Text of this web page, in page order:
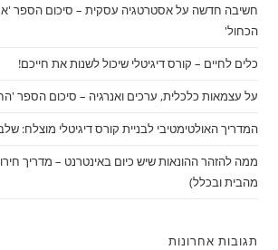
חשיבה חדשה על אסטרטגיה עסקית – סיכום הספר
הכחול'
כלים לחיים – קורס דיגיטלי שיכול לשנות את חייכם!
על עצמאות כלכלית, ערכים ואנרגיה – סיכום הספר
המדריך האולטימטיבי לבניית קורס דיגיטלי מוצלח:
ממה להזהר ההונאות שיש כיום באינטרנט – מדריך
מהבית ובכלל)
תגובות אחרונות